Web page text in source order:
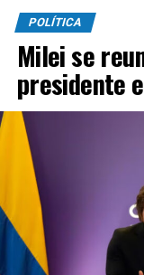
POLÍTICA
Milei se
presidente